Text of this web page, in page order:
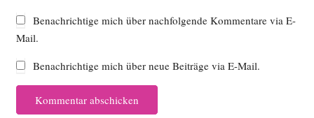
Benachrichtige mich über nachfolgende Kommentare via E-
Mail.
Benachrichtige mich über neue Beiträge via E-Mail.
Kommentar abschicken